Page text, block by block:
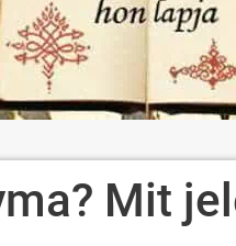
Mit